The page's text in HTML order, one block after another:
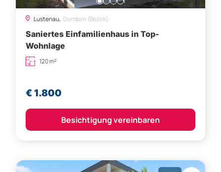
Lustenau, Dornbirn (Bezirk)
Saniertes Einfamilienhaus in Top-
Wohnlage
120 m²
€ 1.800
Besichtigung vereinbaren